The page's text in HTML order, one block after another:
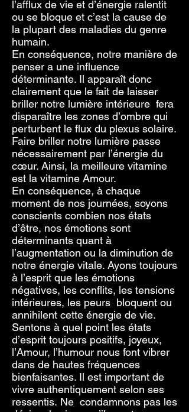
l’afflux de vie et d’énergie ralentit
ou se bloque et c’est la cause de
la plupart des maladies du genre
humain.
En conséquence, notre manière de
penser a une influence
déterminante. Il apparaît donc
clairement que le fait de laisser
briller notre lumière intérieure fera
disparaître les zones d’ombre qui
perturbent le flux du plexus solaire.
Faire briller notre lumière passe
nécessairement par l’énergie du
cœur. Ainsi, la meilleure vitamine
est la vitamine Amour.
En conséquence, à chaque
moment de nos journées, soyons
conscients combien nos états
d’être, nos émotions sont
déterminants quant à
l’augmentation ou la diminution de
notre énergie vitale. Ayons toujours
à l’esprit que les émotions
négatives, les conflits, les tensions
intérieures, les peurs bloquent ou
annihilent cette énergie de vie.
Sentons à quel point les états
d’esprit toujours positifs, joyeux,
l’Amour, l’humour nous font vibrer
dans de hautes fréquences
bienfaisantes. Il est important de
vivre authentiquement selon ses
ressentis. Ne condamnons pas les